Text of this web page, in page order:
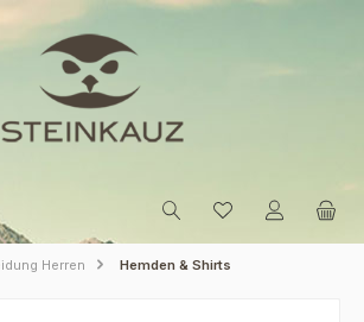
Herren Hemden & Shirts